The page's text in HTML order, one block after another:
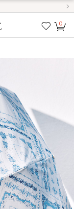
我的
0